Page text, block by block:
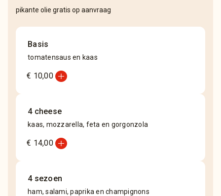
pikante olie gratis op aanvraag
Basis
tomatensaus en kaas
€ 10,00add_circle
4 cheese
kaas, mozzarella, feta en gorgonzola
€ 14,00add_circle
4 sezoen
ham, salami, paprika en champignons